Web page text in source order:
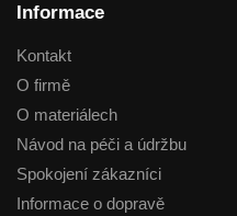
Informace
Kontakt
O firmě
O materiálech
Návod na péči a údržbu
Spokojení zákazníci
Informace o dopravě